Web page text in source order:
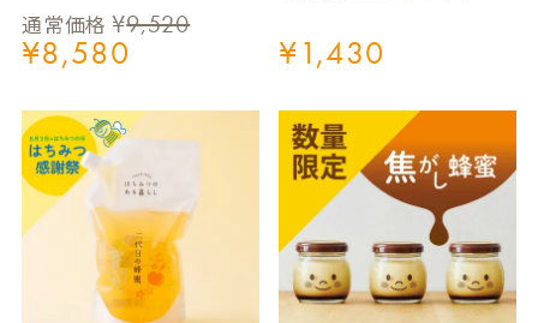
通常価格 ¥9,520
¥8,580 ¥1,430